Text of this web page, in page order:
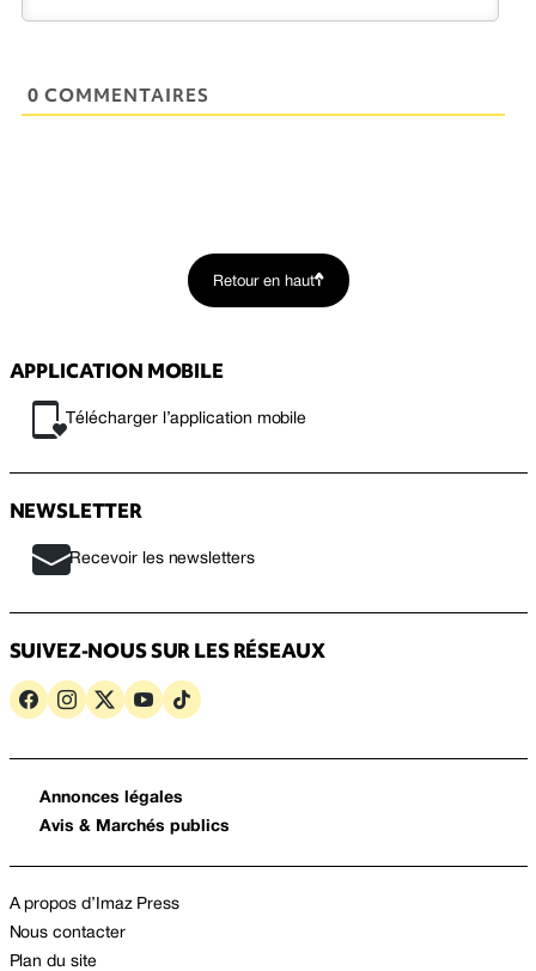
0 COMMENTAIRES
Retour en haut
APPLICATION MOBILE
Télécharger l’application mobile
NEWSLETTER
Recevoir les newsletters
SUIVEZ-NOUS SUR LES RÉSEAUX
Annonces légales
Avis & Marchés publics
A propos d’Imaz Press
Nous contacter
Plan du site